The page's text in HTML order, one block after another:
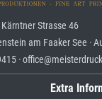
Kärntner Strasse 46
am Faaker See ·
·
Extra